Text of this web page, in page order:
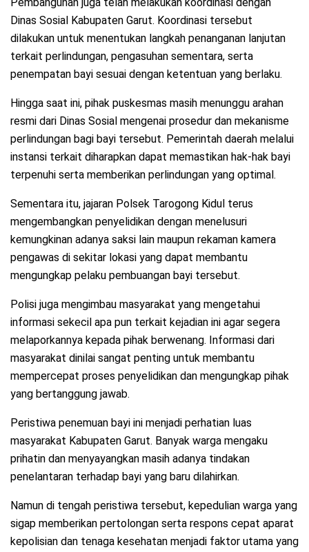
Dinas Sosial Kabupaten Garut. Koordinasi tersebut
dilakukan untuk menentukan langkah penanganan lanjutan
terkait perlindungan, pengasuhan sementara, serta
penempatan bayi sesuai dengan ketentuan yang berlaku.
Hingga saat ini, pihak puskesmas masih menunggu arahan
resmi dari Dinas Sosial mengenai prosedur dan mekanisme
perlindungan bagi bayi tersebut. Pemerintah daerah melalui
instansi terkait diharapkan dapat memastikan hak-hak bayi
terpenuhi serta memberikan perlindungan yang optimal.
Sementara itu, jajaran Polsek Tarogong Kidul terus
mengembangkan penyelidikan dengan menelusuri
kemungkinan adanya saksi lain maupun rekaman kamera
pengawas di sekitar lokasi yang dapat membantu
mengungkap pelaku pembuangan bayi tersebut.
Polisi juga mengimbau masyarakat yang mengetahui
informasi sekecil apa pun terkait kejadian ini agar segera
melaporkannya kepada pihak berwenang. Informasi dari
masyarakat dinilai sangat penting untuk membantu
mempercepat proses penyelidikan dan mengungkap pihak
yang bertanggung jawab.
Peristiwa penemuan bayi ini menjadi perhatian luas
masyarakat Kabupaten Garut. Banyak warga mengaku
prihatin dan menyayangkan masih adanya tindakan
penelantaran terhadap bayi yang baru dilahirkan.
Namun di tengah peristiwa tersebut, kepedulian warga yang
sigap memberikan pertolongan serta respons cepat aparat
kepolisian dan tenaga kesehatan menjadi faktor utama yang